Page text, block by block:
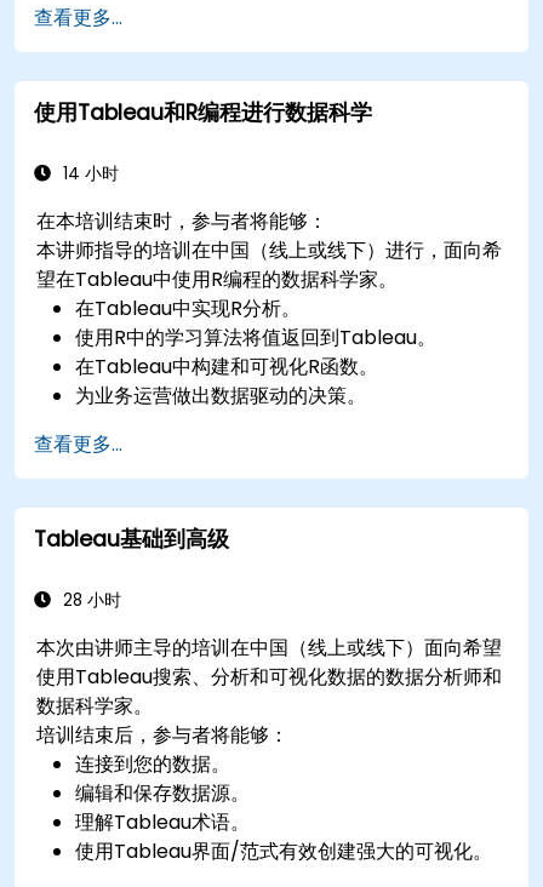
在Python中执行数据预处理技术。
了解如何连接 Python 和 SQL 进行数据分析。
使用 Tableau 创建富有洞察力的数据可视化效果
和图表。
查看更多...
使用Tableau和R编程进行数据科学
14 小时
在本培训结束时，参与者将能够：
本讲师指导的培训在中国（线上或线下）进行，面向希
望在Tableau中使用R编程的数据科学家。
在Tableau中实现R分析。
使用R中的学习算法将值返回到Tableau。
在Tableau中构建和可视化R函数。
为业务运营做出数据驱动的决策。
查看更多...
Tableau基础到高级
28 小时
本次由讲师主导的培训在中国（线上或线下）面向希望
使用Tableau搜索、分析和可视化数据的数据分析师和
数据科学家。
培训结束后，参与者将能够：
连接到您的数据。
编辑和保存数据源。
理解Tableau术语。
使用Tableau界面/范式有效创建强大的可视化。